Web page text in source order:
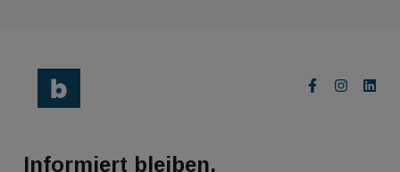
Informiert bleiben.